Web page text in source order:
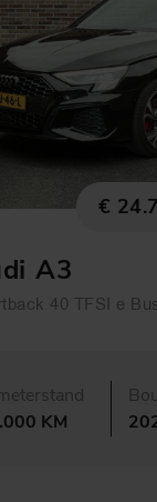
€
A3
40 TFSI e
KM